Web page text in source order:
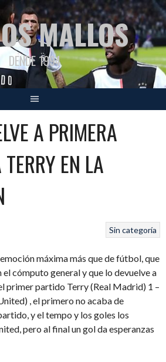
MALLOS
DENDE 1994
A PRIMERA
EN LA
Sin categoría
máxima más que de fútbol, que
cómputo general y que lo devuelve a
primer partido Terry (Real Madrid) 1 –
, el primero no acaba de
y el tempo y los goles los
pero al final un gol da esperanzas